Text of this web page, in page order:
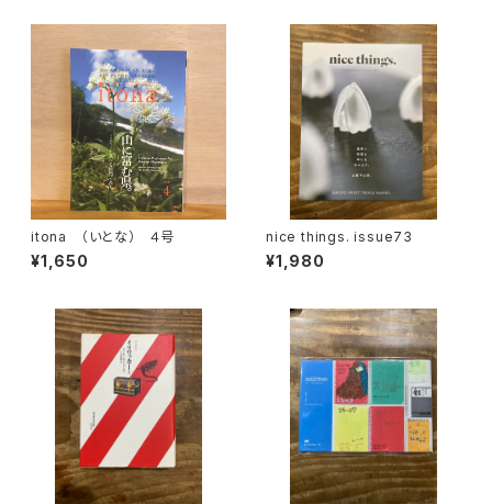
itona （いとな） ４号
¥1,650
nice things. issue73
¥1,980